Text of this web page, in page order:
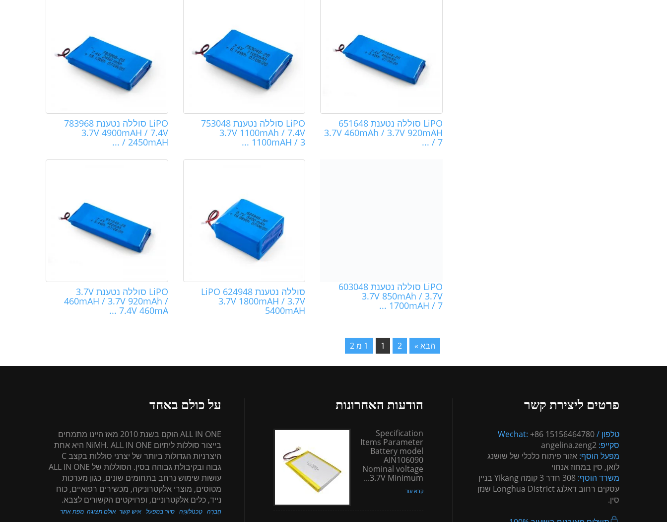
LiPO סוללה נטענת 783968
3.7V 4900mAH / 7.4V
2450mAH / ...
LiPO סוללה נטענת 753048
3.7V 1100mAh / 7.4V
1100mAH / 3 ...
LiPO סוללה נטענת 651648
3.7V 460mAh / 3.7V 920mAH
/ 7 ...
LiPO סוללה נטענת 3.7V
460mAH / 3.7V 920mAh /
7.4V 460mA ...
סוללה נטענת LiPO 624948
3.7V 1800mAH / 3.7V
5400mAH
LiPO סוללה נטענת 603048
3.7V 850mAh / 3.7V
1700mAH / 7 ...
1 מ 2 1 2 הבא »
על כולם באחד
ALL IN ONE הוקם בשנת 2010 מאז היינו מתמחים
בייצור סוללות ליתיום NiMH. ALL IN ONE היא אחת
היצרניות הגדולות ביותר של יצרני סוללות בקצב C
גבוה ובקיבולת גבוהה בסין. הסוללות של ALL IN ONE
עושות שימוש נרחב בתחומים שונים, כגון מערכות
מטוסים, מוצרי אלקטרוניקה, מכשירים רפואיים, כוח
נייד, כלים אלקטרוניים, ופרויקטים הקשורים לצבא.
חֶברָה טֶכנוֹלוֹגִיָה סיור במפעל איש קשר אולם תצוגה מפת אתר
הודעות האחרונות
Specification
Items Parameter
Battery model
AIN106090
Nominal voltage
3.7V Minimum...
קרא עוד
פרטים ליצירת קשר
טלפון / Wechat:+86 15156464780
סקייפ:
מפעל הוסף: אזור פיתוח כלכלי של שושנג
לואן, סין במחוז אנחוי
משרד הוסף:
308 חדר 3 קומה Yikang בניין
עסקים רחוב דאלנג Longhua District שנזן
סין.